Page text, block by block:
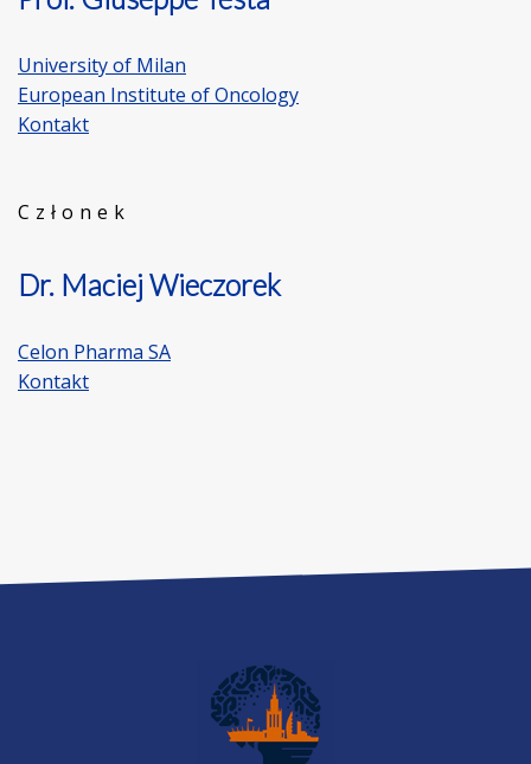
University of Milan
European Institute of Oncology
Kontakt
Członek
Dr. Maciej Wieczorek
Celon Pharma SA
Kontakt